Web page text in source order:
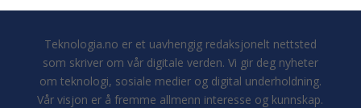
Teknologia.no er et uavhengig redaksjonelt nettsted
som skriver om vår digitale verden. Vi gir deg nyheter
om teknologi, sosiale medier og digital underholdning.
Vår visjon er å fremme allmenn interesse og kunnskap.